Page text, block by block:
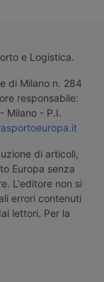
e Logistica.
di Milano n. 284
responsabile:
Milano - P.I.
di articoli,
Europa senza
L'editore non si
errori contenuti
lettori. Per la